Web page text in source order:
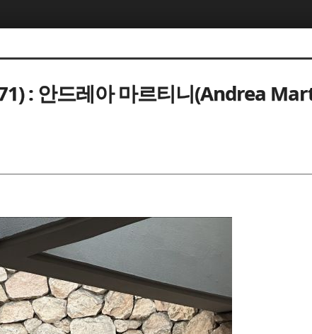
: 안드레아 마르티니(Andrea
5
5
5
5